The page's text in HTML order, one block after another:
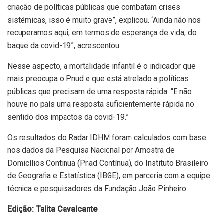
criação de políticas públicas que combatam crises
sistêmicas, isso é muito grave”, explicou. “Ainda não nos
recuperamos aqui, em termos de esperança de vida, do
baque da covid-19”, acrescentou.
Nesse aspecto, a mortalidade infantil é o indicador que
mais preocupa o Pnud e que está atrelado a políticas
públicas que precisam de uma resposta rápida. “E não
houve no país uma resposta suficientemente rápida no
sentido dos impactos da covid-19.”
Os resultados do Radar IDHM foram calculados com base
nos dados da Pesquisa Nacional por Amostra de
Domicílios Continua (Pnad Contínua), do Instituto Brasileiro
de Geografia e Estatística (IBGE), em parceria com a equipe
técnica e pesquisadores da Fundação João Pinheiro.
Edição: Talita Cavalcante